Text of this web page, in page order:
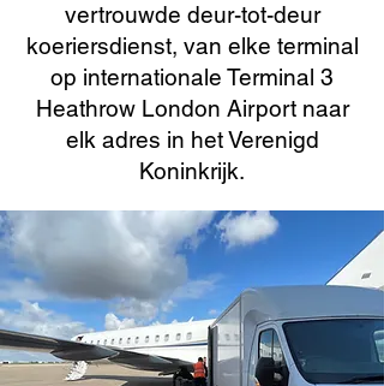
vertrouwde deur-tot-deur
koeriersdienst, van elke terminal
op internationale Terminal 3
Heathrow London Airport naar
elk adres in het Verenigd
Koninkrijk.